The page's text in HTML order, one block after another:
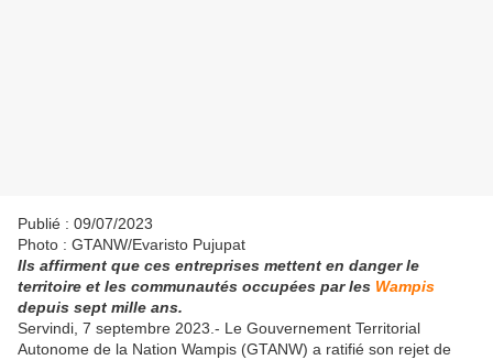
Publié : 09/07/2023
Photo : GTANW/Evaristo Pujupat
Ils affirment que ces entreprises mettent en danger le
territoire et les communautés occupées par les Wampis
depuis sept mille ans.
Servindi, 7 septembre 2023.- Le Gouvernement Territorial
Autonome de la Nation Wampis (GTANW) a ratifié son rejet de